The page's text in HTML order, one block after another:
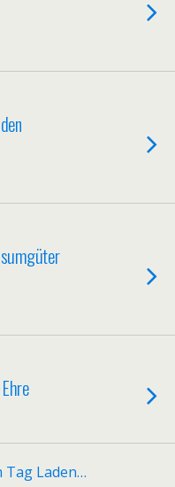
Tag Laden…